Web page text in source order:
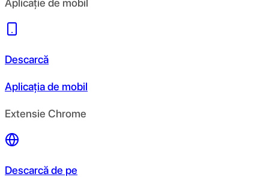
Aplicație de mobil
Descarcă
Aplicația de mobil
Extensie Chrome
Descarcă de pe